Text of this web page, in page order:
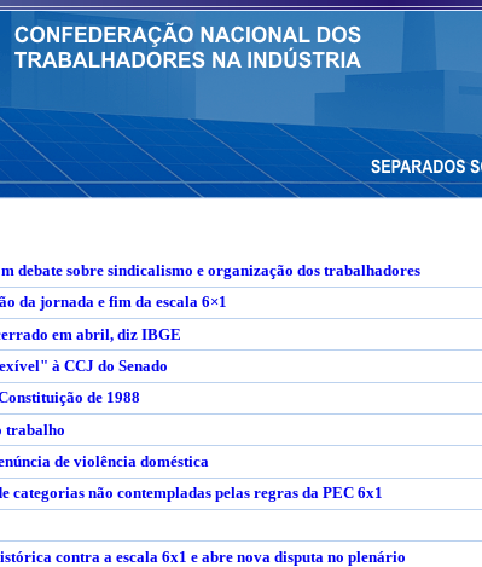
debate sobre sindicalismo e organização dos trabalhadores
da jornada e fim da escala 6×1
em abril, diz IBGE
à CCJ do Senado
de 1988
trabalho
de violência doméstica
não contempladas pelas regras da PEC 6x1
contra a escala 6x1 e abre nova disputa no plenário